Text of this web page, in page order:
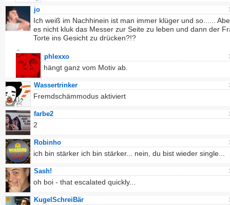
jo
Ich weiß im Nachhinein ist man immer klüger und so......
es nicht kluk das Messer zur Seite zu leben und dann der
Torte ins Gesicht zu drücken?!?
phlexxo
hängt ganz vom Motiv ab.
Wassertrinker
Fremdschämmodus aktiviert
farbe2
2
Robinho
ich bin stärker ich bin stärker... nein, du bist wieder single...
Sash!
oh boi - that escalated quickly...
KugelSchreiBär